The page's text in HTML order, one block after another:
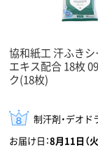
協和紙工 汗ふきシ
エキス配合 18枚
ク(18枚)
制汗剤・デオド
お届け日：8月11日（火